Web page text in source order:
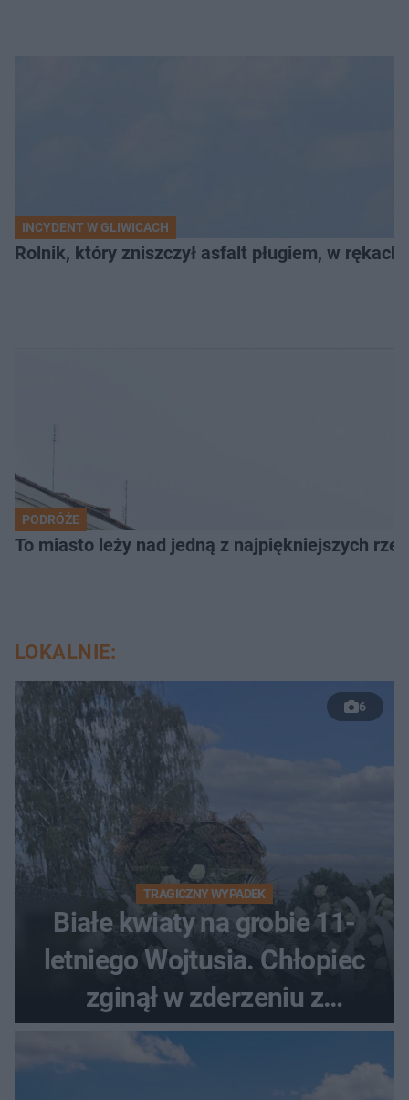
INCYDENT W GLIWICACH
Rolnik, który zniszczył asfalt pługiem, w
PODRÓŻE
To miasto leży nad jedną z najpiękniejszych
LOKALNIE:
6
TRAGICZNY WYPADEK
Białe kwiaty na grobie 11-
letniego Wojtusia. Chłopiec
zginął w zderzeniu z
kombajnem